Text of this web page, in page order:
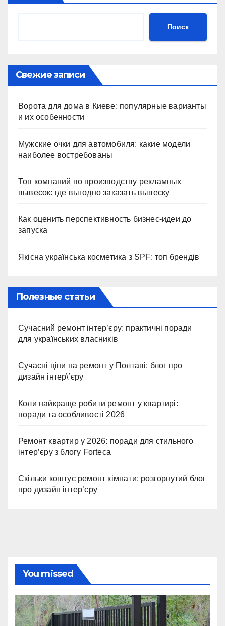
Поиск
Свежие записи
Ворота для дома в Киеве: популярные варианты
и их особенности
Мужские очки для автомобиля: какие модели
наиболее востребованы
Топ компаний по производству рекламных
вывесок: где выгодно заказать вывеску
Как оценить перспективность бизнес-идеи до
запуска
Якісна українська косметика з SPF: топ брендів
Полезные статьи
Сучасний ремонт інтер’єру: практичні поради
для українських власників
Сучасні ціни на ремонт у Полтаві: блог про
дизайн інтер\’єру
Коли найкраще робити ремонт у квартирі:
поради та особливості 2026
Ремонт квартир у 2026: поради для стильного
інтер’єру з блогу Forteca
Скільки коштує ремонт кімнати: розгорнутий блог
про дизайн інтер’єру
You missed